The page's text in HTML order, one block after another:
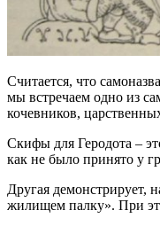
Считается, что
мы встречаем одно из
кочевников,
Скифы для Геродота –
как не было принято у
Другая демонстрирует,
жилищем палку». При